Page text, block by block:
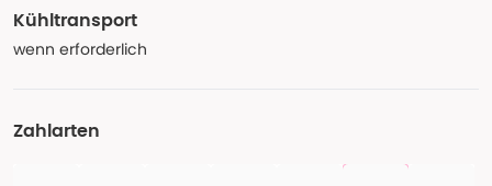
Kühltransport
wenn erforderlich
Zahlarten